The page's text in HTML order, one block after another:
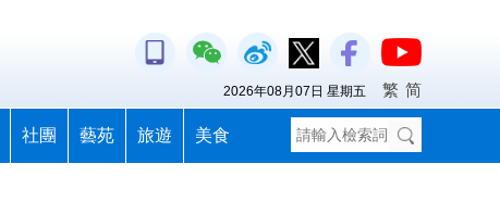
社團 藝苑 旅遊 美食
2026年08月07日 星期五 繁 简